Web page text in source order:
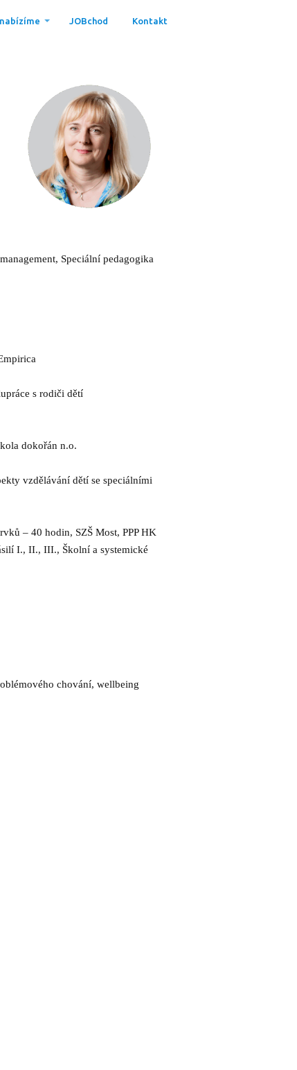
JOBchod Kontakt
Speciální pedagogika
s rodiči dětí
dokořán n.o.
vzdělávání dětí se speciálními
– 40 hodin, SZŠ Most, PPP HK
I., II., III., Školní a systemické
chování, wellbeing